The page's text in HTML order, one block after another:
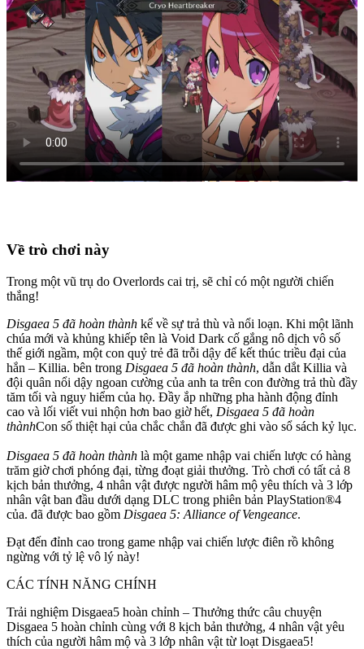
Về trò chơi này
Trong một vũ trụ do Overlords cai trị, sẽ chỉ có một người chiến
thắng!
Disgaea 5 đã hoàn thành kể về sự trả thù và nổi loạn. Khi một lãnh
chúa mới và khủng khiếp tên là Void Dark cố gắng nô dịch vô số
thế giới ngầm, một con quỷ trẻ đã trỗi dậy để kết thúc triều đại của
hắn – Killia. bên trong Disgaea 5 đã hoàn thành, dẫn dắt Killia và
đội quân nổi dậy ngoan cường của anh ta trên con đường trả thù đầy
tăm tối và nguy hiểm của họ. Đầy ắp những pha hành động đỉnh
cao và lối viết vui nhộn hơn bao giờ hết, Disgaea 5 đã hoàn
thànhCon số thiệt hại của chắc chắn đã được ghi vào sổ sách kỷ lục.
Disgaea 5 đã hoàn thành là một game nhập vai chiến lược có hàng
trăm giờ chơi phóng đại, từng đoạt giải thưởng. Trò chơi có tất cả 8
kịch bản thưởng, 4 nhân vật được người hâm mộ yêu thích và 3 lớp
nhân vật ban đầu dưới dạng DLC ​​trong phiên bản PlayStation®4
của. đã được bao gồm Disgaea 5: Alliance of Vengeance.
Đạt đến đỉnh cao trong game nhập vai chiến lược điên rồ không
ngừng với tỷ lệ vô lý này!
CÁC TÍNH NĂNG CHÍNH
Trải nghiệm Disgaea5 hoàn chỉnh – Thưởng thức câu chuyện
Disgaea 5 hoàn chỉnh cùng với 8 kịch bản thưởng, 4 nhân vật yêu
thích của người hâm mộ và 3 lớp nhân vật từ loạt Disgaea5!